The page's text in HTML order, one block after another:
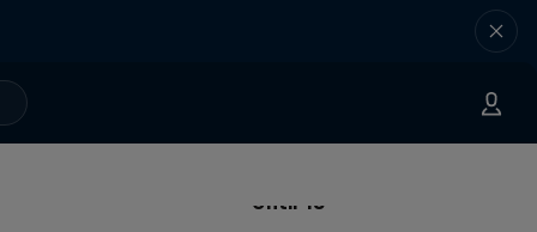
Until 18